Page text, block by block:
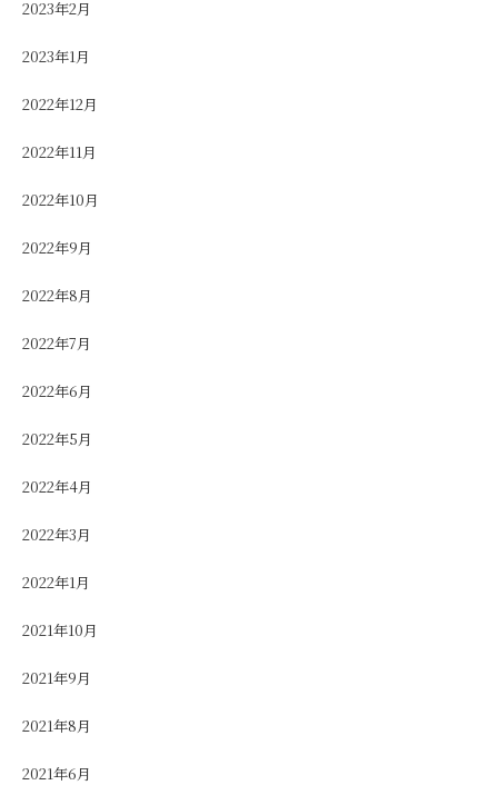
2023年2月
2023年1月
2022年12月
2022年11月
2022年10月
2022年9月
2022年8月
2022年7月
2022年6月
2022年5月
2022年4月
2022年3月
2022年1月
2021年10月
2021年9月
2021年8月
2021年6月